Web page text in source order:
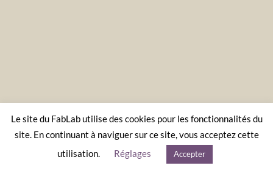
Le site du FabLab utilise des cookies pour les fonctionnalités du
site. En continuant à naviguer sur ce site, vous acceptez cette
utilisation.
Réglages Accepter